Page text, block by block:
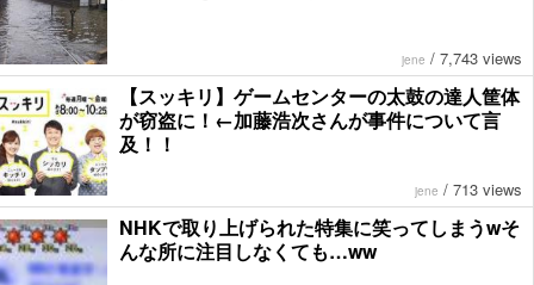
jene / 7,743 views
【スッキリ】ゲームセンターの太鼓の達人筐体
が窃盗に！←加藤浩次さんが事件について言
及！！
jene / 713 views
NHKで取り上げられた特集に笑ってしまうwそ
んな所に注目しなくても…ww